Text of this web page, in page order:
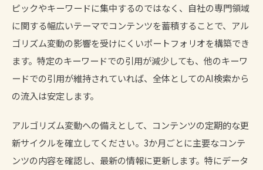
ピックやキーワードに集中するのではなく、自社の専門領域
に関する幅広いテーマでコンテンツを蓄積することで、アル
ゴリズム変動の影響を受けにくいポートフォリオを構築でき
ます。特定のキーワードでの引用が減少しても、他のキーワ
ードでの引用が維持されていれば、全体としてのAI検索から
の流入は安定します。
アルゴリズム変動への備えとして、コンテンツの定期的な更
新サイクルを確立してください。3か月ごとに主要なコンテ
ンツの内容を確認し、最新の情報に更新します。特にデータ